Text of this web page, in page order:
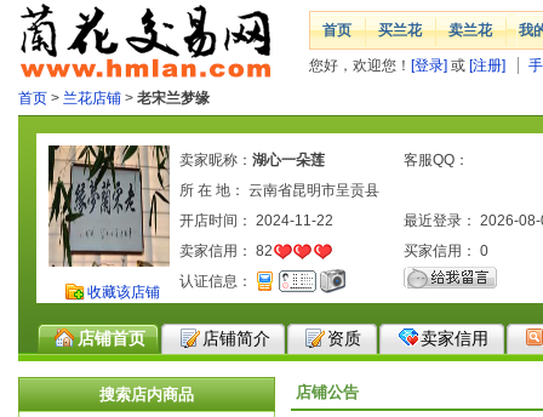
首页 买兰花 卖兰花 我
您好，欢迎您！ [登录] 或 [注册]
首页 > 兰花店铺 > 老宋兰梦缘
收藏该店铺
卖家昵称： 湖心一朵莲
客服QQ：
所 在 地： 云南省昆明市呈贡县
开店时间： 2024-11-22
最近登录： 2026-
卖家信用： 82 买家信用： 0
认证信息：
店铺首页 店铺简介 资质 卖家信用
搜索店内商品 店铺公告